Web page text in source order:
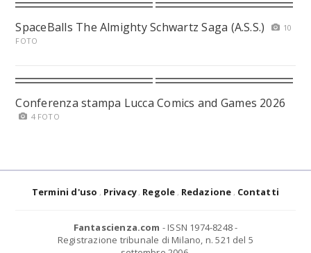
SpaceBalls The Almighty Schwartz Saga (A.S.S.)
10
FOTO
Conferenza stampa Lucca Comics and Games 2026
4 FOTO
Termini d'uso Privacy Regole Redazione Contatti
Fantascienza.com - ISSN 1974-8248 -
Registrazione tribunale di Milano, n. 521 del 5